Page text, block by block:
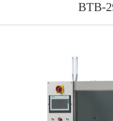
BTB-